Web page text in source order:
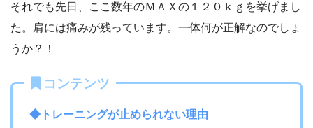
それでも先日、ここ数年のＭＡＸの１２０ｋｇを挙げまし
た。肩には痛みが残っています。一体何が正解なのでしょ
うか？！
コンテンツ
◆トレーニングが止められない理由